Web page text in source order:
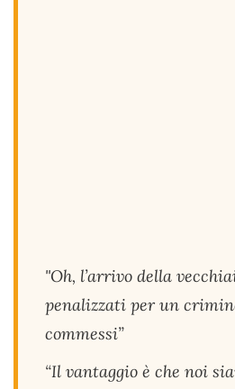
"Oh, l’arrivo della
penalizzati per un
commessi”
“Il vantaggio è che noi